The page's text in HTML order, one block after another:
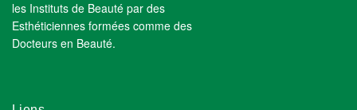
les Instituts de Beauté par des
Esthéticiennes formées comme des
Docteurs en Beauté.